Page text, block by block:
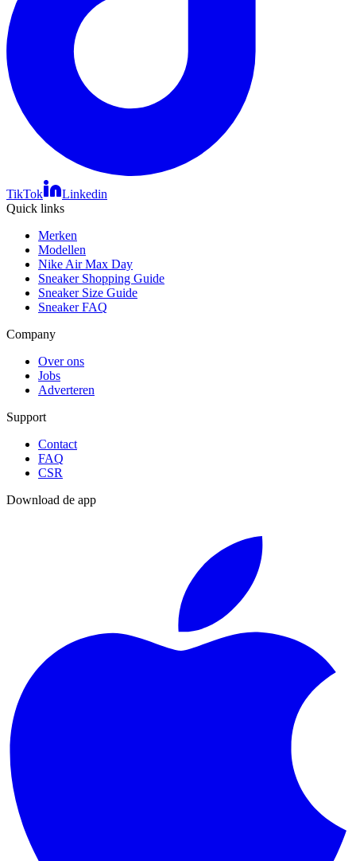
TikTok
Linkedin
Quick links
Merken
Modellen
Nike Air Max Day
Sneaker Shopping Guide
Sneaker Size Guide
Sneaker FAQ
Company
Over ons
Jobs
Adverteren
Support
Contact
FAQ
CSR
Download de app